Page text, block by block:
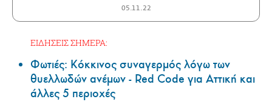
05.11.22
ΕΙΔΗΣΕΙΣ ΣΗΜΕΡΑ:
Φωτιές: Κόκκινος συναγερμός λόγω των
θυελλωδών ανέμων - Red Code για Αττική και
άλλες 5 περιοχές